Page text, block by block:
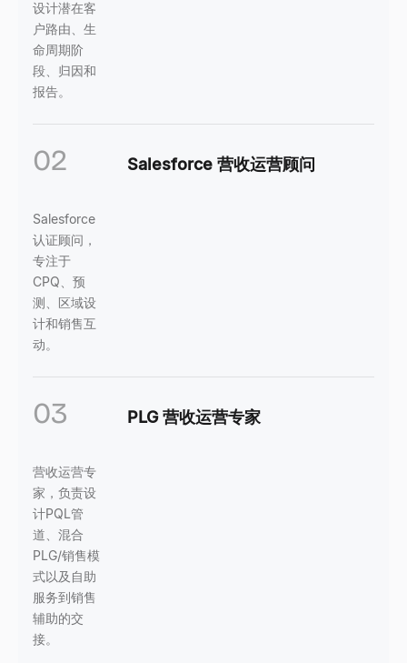
设计潜在客
户路由、生
命周期阶
段、归因和
报告。
02 Salesforce 营收运营顾问
Salesforce
认证顾问，
专注于
CPQ、预
测、区域设
计和销售互
动。
03 PLG 营收运营专家
营收运营专
家，负责设
计PQL管
道、混合
PLG/销售模
式以及自助
服务到销售
辅助的交
接。